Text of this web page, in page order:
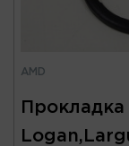
AMD